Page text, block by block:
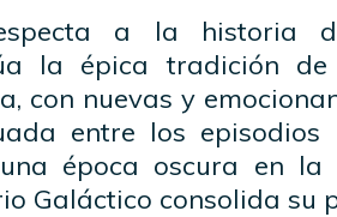
a la historia
la épica tradición
con nuevas y
entre los
época oscura en la
Galáctico consolida su